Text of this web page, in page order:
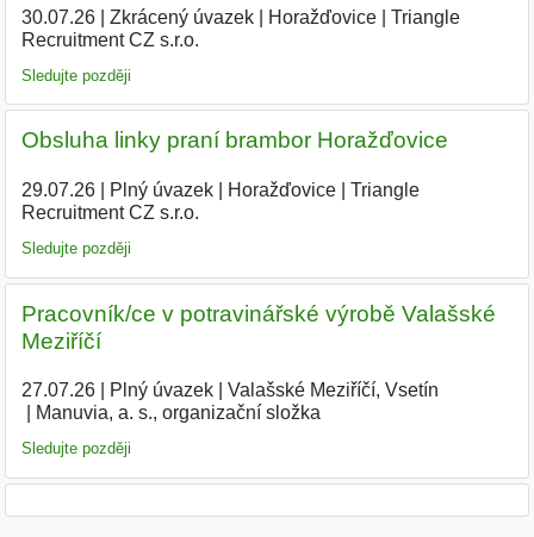
30.07.26| Zkrácený úvazek| Horažďovice|
Triangle
Recruitment CZ s.r.o.
Sledujte později
Obsluha linky praní brambor Horažďovice
29.07.26| Plný úvazek| Horažďovice|
Triangle
Recruitment CZ s.r.o.
Sledujte později
Pracovník/ce v potravinářské výrobě Valašské
Meziříčí
27.07.26| Plný úvazek| Valašské Meziříčí, Vsetín
Manuvia, a. s., organizační složka
Sledujte později